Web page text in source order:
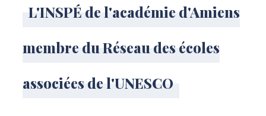
L'INSPÉ de l'académie d'Amiens
membre du Réseau des écoles
associées de l'UNESCO